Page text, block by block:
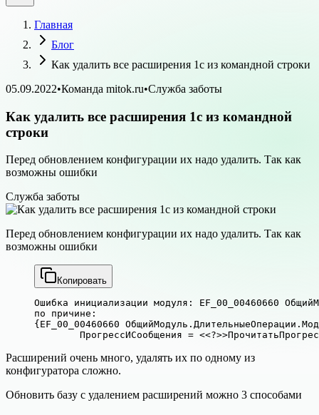
Главная
Блог
Как удалить все расширения 1с из командной строки
05.09.2022•Команда mitok.ru•Служба заботы
Как удалить все расширения 1с из командной
строки
Перед обновлением конфигурации их надо удалить. Так как
возможны ошибки
Служба заботы
Перед обновлением конфигурации их надо удалить. Так как
возможны ошибки
Копировать
Ошибка инициализации модуля: EF_00_00460660
по причине:
{EF_00_00460660
Расширений очень много, удалять их по одному из
конфигуратора сложно.
Обновить базу с удалением расширений можно 3 способами